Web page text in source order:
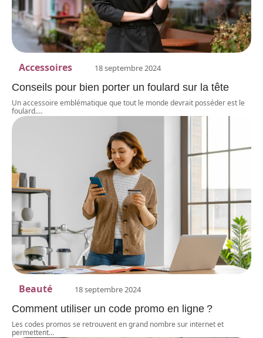
Accessoires 18 septembre 2024
Conseils pour bien porter un foulard sur la tête
Un accessoire emblématique que tout le monde devrait posséder est le
foulard.…
Beauté 18 septembre 2024
Comment utiliser un code promo en ligne ?
Les codes promos se retrouvent en grand nombre sur internet et
permettent…